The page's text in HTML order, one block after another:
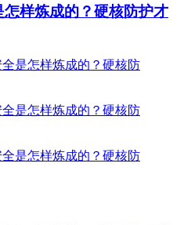
样炼成的？硬核防护才